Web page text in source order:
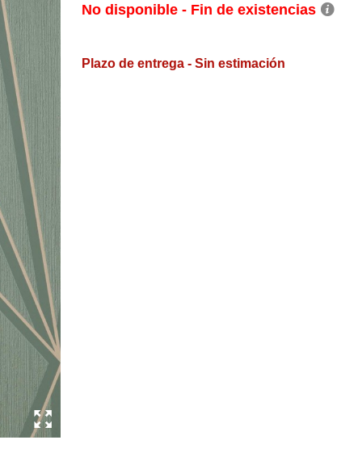
No disponible - Fin de existencias
Plazo de entrega - Sin estimación